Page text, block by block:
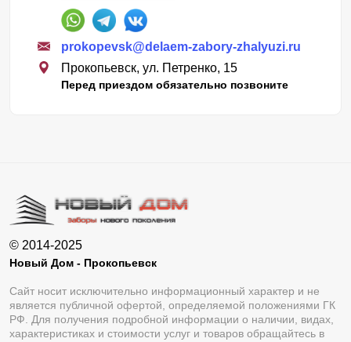
prokopevsk@delaem-zabory-zhalyuzi.ru
Прокопьевск, ул. Петренко, 15
Перед приездом обязательно позвоните
© 2014-2025
Новый Дом - Прокопьевск
Сайт носит исключительно информационный характер и не
является публичной офертой, определяемой положениями ГК
РФ. Для получения подробной информации о наличии, видах,
характеристиках и стоимости услуг и товаров обращайтесь в